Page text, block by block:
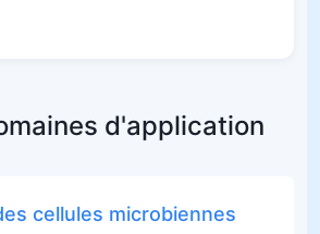
d'application
cellules microbiennes